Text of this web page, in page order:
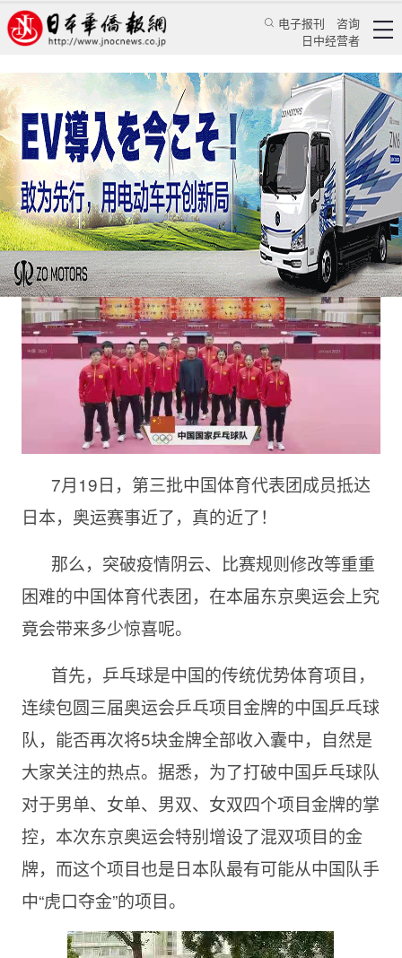
电子报刊
咨询
日中经营者
这届奥运会，咱们中国观众最想看什么？
《日本华侨报》东京奥运专题报道组 日本新闻 社会观察
日本华侨报 2021/7/20 11:29:57
7月19日，第三批中国体育代表团成员抵达
日本，奥运赛事近了，真的近了！
那么，突破疫情阴云、比赛规则修改等重重
困难的中国体育代表团，在本届东京奥运会上究
竟会带来多少惊喜呢。
首先，乒乓球是中国的传统优势体育项目，
连续包圆三届奥运会乒乓项目金牌的中国乒乓球
队，能否再次将5块金牌全部收入囊中，自然是
大家关注的热点。据悉，为了打破中国乒乓球队
对于男单、女单、男双、女双四个项目金牌的掌
控，本次东京奥运会特别增设了混双项目的金
牌，而这个项目也是日本队最有可能从中国队手
中“虎口夺金”的项目。